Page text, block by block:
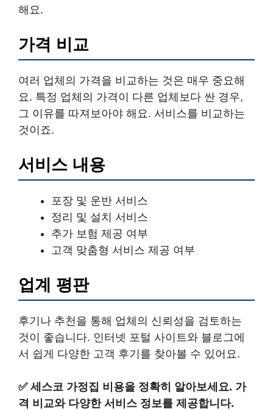
해요.
가격 비교
여러 업체의 가격을 비교하는 것은 매우 중요해
요. 특정 업체의 가격이 다른 업체보다 싼 경우,
그 이유를 따져보아야 해요. 서비스를 비교하는
것이죠.
서비스 내용
포장 및 운반 서비스
정리 및 설치 서비스
추가 보험 제공 여부
고객 맞춤형 서비스 제공 여부
업계 평판
후기나 추천을 통해 업체의 신뢰성을 검토하는
것이 좋습니다. 인터넷 포털 사이트와 블로그에
서 쉽게 다양한 고객 후기를 찾아볼 수 있어요.
✅ 세스코 가정집 비용을 정확히 알아보세요. 가
격 비교와 다양한 서비스 정보를 제공합니다.